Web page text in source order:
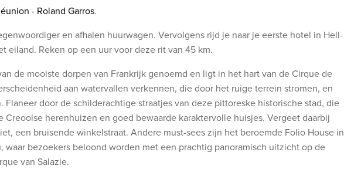
- Roland Garros.
en afhalen huurwagen. Vervolgens rijd je naar je eerste hotel in Hell-
eiland. Reken op een uur voor deze rit van 45 km.
de mooiste dorpen van Frankrijk genoemd en ligt in het hart van de Cirque de
aan watervallen verkennen, die door het ruige terrein stromen, en
door de schilderachtige straatjes van deze pittoreske historische stad, die
herenhuizen en goed bewaarde karaktervolle huisjes. Vergeet daarbij
een bruisende winkelstraat. Andere must-sees zijn het beroemde Folio House in
bezoekers beloond worden met een prachtig panoramisch uitzicht op de
van Salazie.